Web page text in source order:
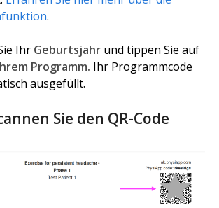
.
Ihr Geburtsjahr und tippen Sie auf
Programm. Ihr Programmcode
ausgefüllt.
Sie den QR-Code